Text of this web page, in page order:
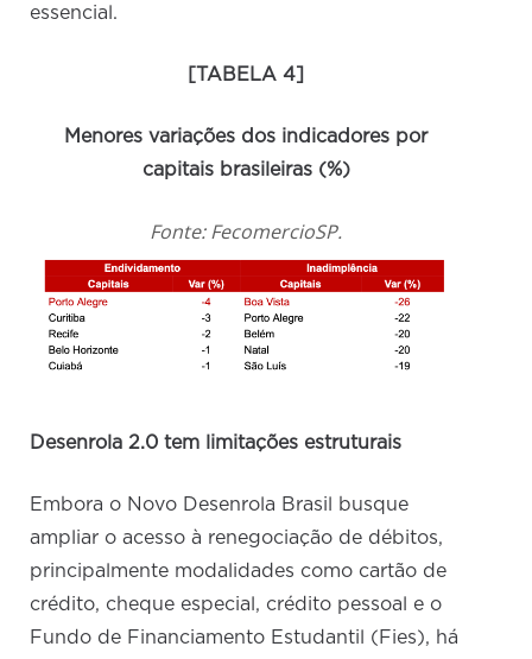
essencial.
[TABELA 4]
Menores variações dos indicadores por
capitais brasileiras (%)
Fonte: FecomercioSP.
Desenrola 2.0 tem limitações estruturais
Embora o Novo Desenrola Brasil busque
ampliar o acesso à renegociação de débitos,
principalmente modalidades como cartão de
crédito, cheque especial, crédito pessoal e o
Fundo de Financiamento Estudantil (Fies), há